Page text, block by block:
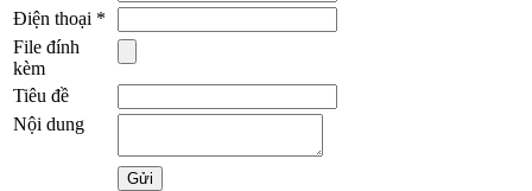
Điện thoại *
File đính
kèm
Tiêu đề
Nội dung